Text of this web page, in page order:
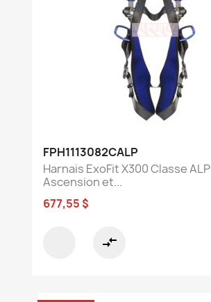
FPH1113082CALP
Harnais ExoFit X300 Classe ALP
Ascension et...
677,55 $
compare_arrows